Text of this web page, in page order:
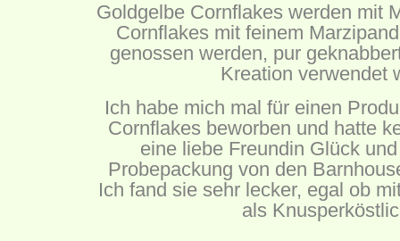
Goldgelbe Cornflakes werden mit
Cornflakes mit feinem
genossen werden, pur
Kreation verwendet
Ich habe mich mal für einen
Cornflakes beworben und hatte
eine liebe Freundin Glück
Probepackung von den
Ich fand sie sehr lecker, egal ob
als